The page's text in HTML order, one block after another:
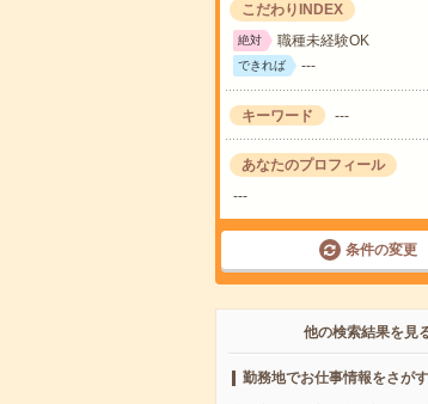
こだわりINDEX
絶対 職種未経験OK
できれば ---
キーワード ---
あなたのプロフィール
---
条件の変更
他の検索結果を見
勤務地でお仕事情報をさがす